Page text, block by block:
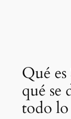
Qué
qué se
todo lo